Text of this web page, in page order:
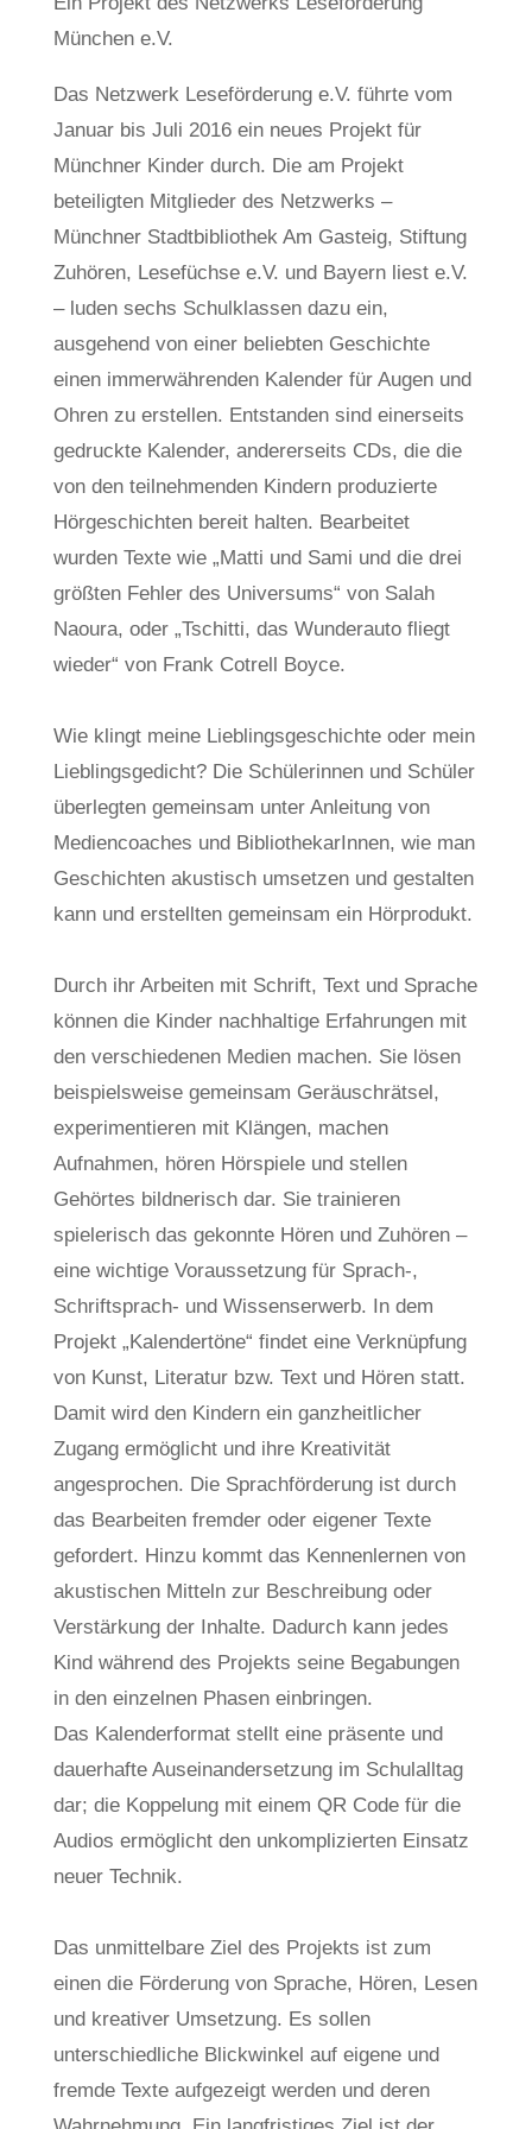
München e.V.
Das Netzwerk Leseförderung e.V. führte vom
Januar bis Juli 2016 ein neues Projekt für
Münchner Kinder durch. Die am Projekt
beteiligten Mitglieder des Netzwerks –
Münchner Stadtbibliothek Am Gasteig, Stiftung
Zuhören, Lesefüchse e.V. und Bayern liest e.V.
– luden sechs Schulklassen dazu ein,
ausgehend von einer beliebten Geschichte
einen immerwährenden Kalender für Augen und
Ohren zu erstellen. Entstanden sind einerseits
gedruckte Kalender, andererseits CDs, die die
von den teilnehmenden Kindern produzierte
Hörgeschichten bereit halten. Bearbeitet
wurden Texte wie „Matti und Sami und die drei
größten Fehler des Universums“ von Salah
Naoura, oder „Tschitti, das Wunderauto fliegt
wieder“ von Frank Cotrell Boyce.
Wie klingt meine Lieblingsgeschichte oder mein
Lieblingsgedicht? Die Schülerinnen und Schüler
überlegten gemeinsam unter Anleitung von
Mediencoaches und BibliothekarInnen, wie man
Geschichten akustisch umsetzen und gestalten
kann und erstellten gemeinsam ein Hörprodukt.
Durch ihr Arbeiten mit Schrift, Text und Sprache
können die Kinder nachhaltige Erfahrungen mit
den verschiedenen Medien machen. Sie lösen
beispielsweise gemeinsam Geräuschrätsel,
experimentieren mit Klängen, machen
Aufnahmen, hören Hörspiele und stellen
Gehörtes bildnerisch dar. Sie trainieren
spielerisch das gekonnte Hören und Zuhören –
eine wichtige Voraussetzung für Sprach-,
Schriftsprach- und Wissenserwerb. In dem
Projekt „Kalendertöne“ findet eine Verknüpfung
von Kunst, Literatur bzw. Text und Hören statt.
Damit wird den Kindern ein ganzheitlicher
Zugang ermöglicht und ihre Kreativität
angesprochen. Die Sprachförderung ist durch
das Bearbeiten fremder oder eigener Texte
gefordert. Hinzu kommt das Kennenlernen von
akustischen Mitteln zur Beschreibung oder
Verstärkung der Inhalte. Dadurch kann jedes
Kind während des Projekts seine Begabungen
in den einzelnen Phasen einbringen.
Das Kalenderformat stellt eine präsente und
dauerhafte Auseinandersetzung im Schulalltag
dar; die Koppelung mit einem QR Code für die
Audios ermöglicht den unkomplizierten Einsatz
neuer Technik.
Das unmittelbare Ziel des Projekts ist zum
einen die Förderung von Sprache, Hören, Lesen
und kreativer Umsetzung. Es sollen
unterschiedliche Blickwinkel auf eigene und
fremde Texte aufgezeigt werden und deren